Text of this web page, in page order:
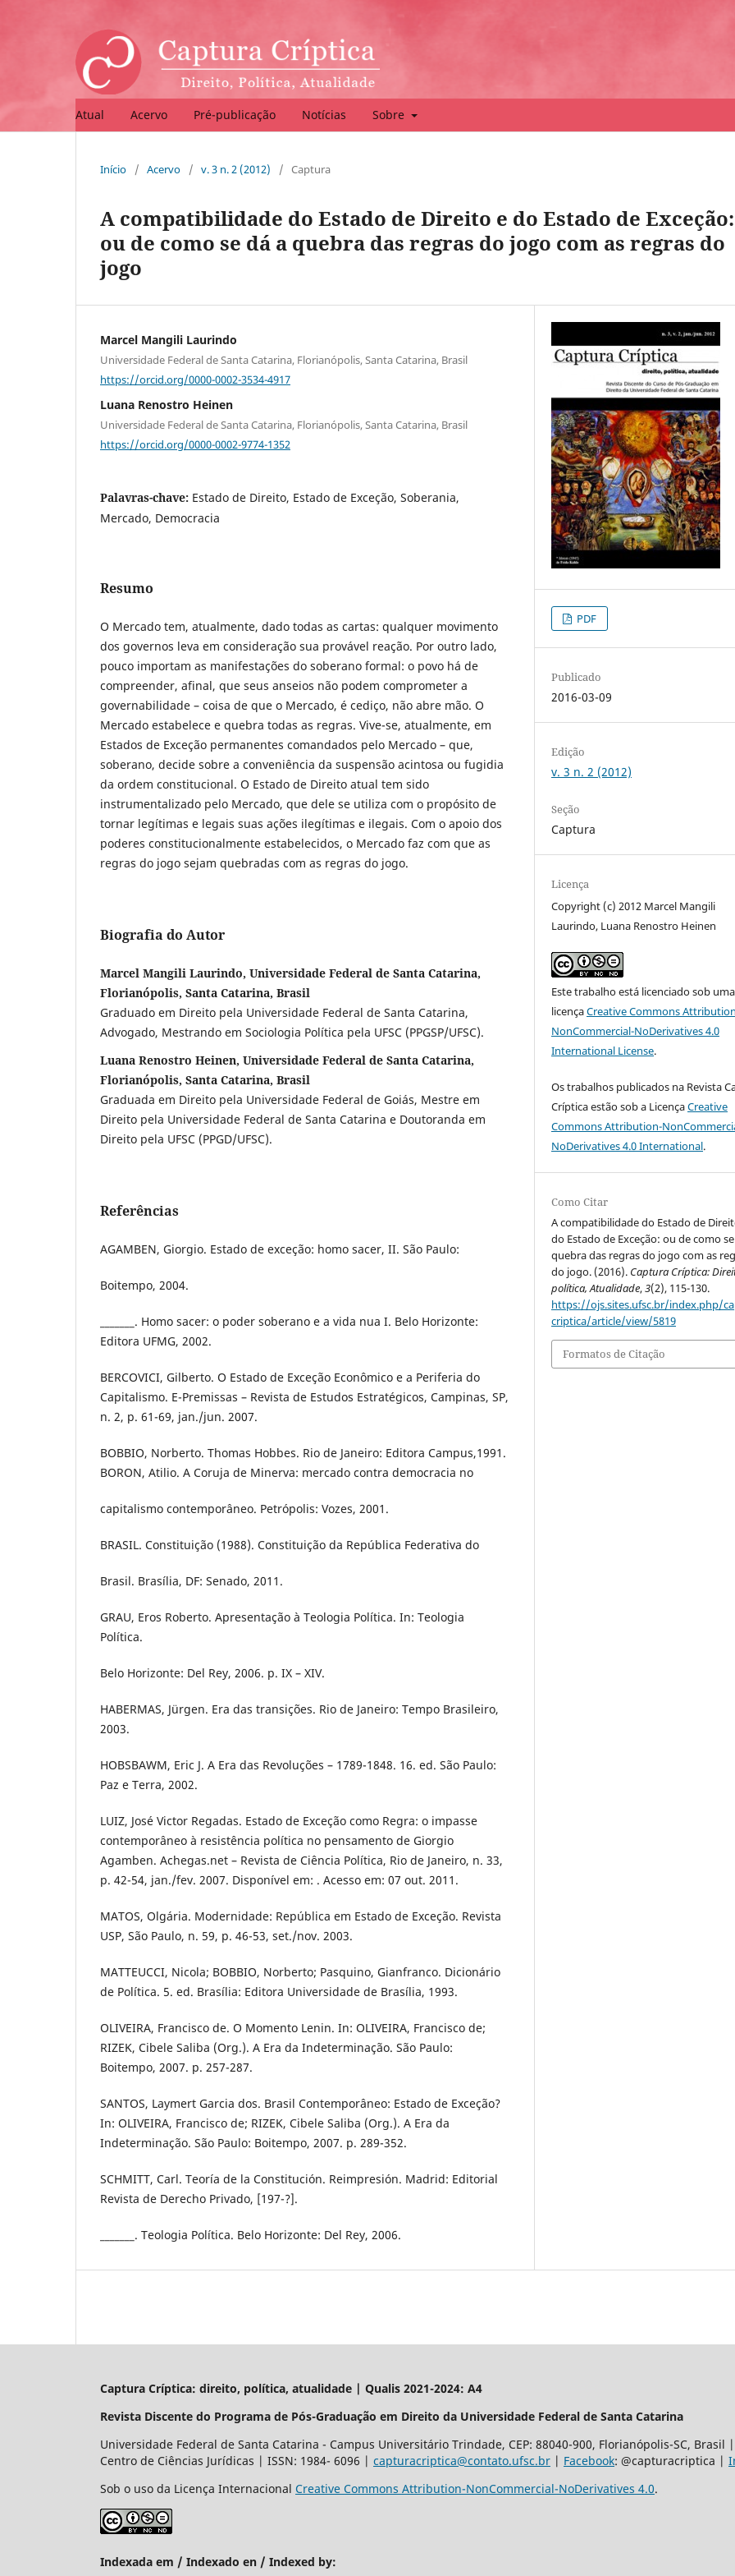
Atual Acervo Pré-publicação Notícias Sobre
Início / Acervo / v. 3 n. 2 (2012) / Captura
A compatibilidade do Estado de Direito e do Estado de Exceção:
ou de como se dá a quebra das regras do jogo com as regras do
jogo
Marcel Mangili Laurindo
Universidade Federal de Santa Catarina, Florianópolis, Santa Catarina, Brasil
https://orcid.org/0000-0002-3534-4917
Luana Renostro Heinen
Universidade Federal de Santa Catarina, Florianópolis, Santa Catarina, Brasil
https://orcid.org/0000-0002-9774-1352
Palavras-chave: Estado de Direito, Estado de Exceção, Soberania,
Mercado, Democracia
Resumo
O Mercado tem, atualmente, dado todas as cartas: qualquer movimento
dos governos leva em consideração sua provável reação. Por outro lado,
pouco importam as manifestações do soberano formal: o povo há de
compreender, afinal, que seus anseios não podem comprometer a
governabilidade – coisa de que o Mercado, é cediço, não abre mão. O
Mercado estabelece e quebra todas as regras. Vive-se, atualmente, em
Estados de Exceção permanentes comandados pelo Mercado – que,
soberano, decide sobre a conveniência da suspensão acintosa ou fugidia
da ordem constitucional. O Estado de Direito atual tem sido
instrumentalizado pelo Mercado, que dele se utiliza com o propósito de
tornar legítimas e legais suas ações ilegítimas e ilegais. Com o apoio dos
poderes constitucionalmente estabelecidos, o Mercado faz com que as
regras do jogo sejam quebradas com as regras do jogo.
Biografia do Autor
Marcel Mangili Laurindo, Universidade Federal de Santa Catarina,
Florianópolis, Santa Catarina, Brasil
Graduado em Direito pela Universidade Federal de Santa Catarina,
Advogado, Mestrando em Sociologia Política pela UFSC (PPGSP/UFSC).
Luana Renostro Heinen, Universidade Federal de Santa Catarina,
Florianópolis, Santa Catarina, Brasil
Graduada em Direito pela Universidade Federal de Goiás, Mestre em
Direito pela Universidade Federal de Santa Catarina e Doutoranda em
Direito pela UFSC (PPGD/UFSC).
Referências
AGAMBEN, Giorgio. Estado de exceção: homo sacer, II. São Paulo:
Boitempo, 2004.
_______. Homo sacer: o poder soberano e a vida nua I. Belo Horizonte:
Editora UFMG, 2002.
BERCOVICI, Gilberto. O Estado de Exceção Econômico e a Periferia do
Capitalismo. E-Premissas – Revista de Estudos Estratégicos, Campinas, SP,
n. 2, p. 61-69, jan./jun. 2007.
BOBBIO, Norberto. Thomas Hobbes. Rio de Janeiro: Editora Campus,1991.
BORON, Atilio. A Coruja de Minerva: mercado contra democracia no
capitalismo contemporâneo. Petrópolis: Vozes, 2001.
BRASIL. Constituição (1988). Constituição da República Federativa do
Brasil. Brasília, DF: Senado, 2011.
GRAU, Eros Roberto. Apresentação à Teologia Política. In: Teologia
Política.
Belo Horizonte: Del Rey, 2006. p. IX – XIV.
HABERMAS, Jürgen. Era das transições. Rio de Janeiro: Tempo Brasileiro,
2003.
HOBSBAWM, Eric J. A Era das Revoluções – 1789-1848. 16. ed. São Paulo:
Paz e Terra, 2002.
LUIZ, José Victor Regadas. Estado de Exceção como Regra: o impasse
contemporâneo à resistência política no pensamento de Giorgio
Agamben. Achegas.net – Revista de Ciência Política, Rio de Janeiro, n. 33,
p. 42-54, jan./fev. 2007. Disponível em: . Acesso em: 07 out. 2011.
MATOS, Olgária. Modernidade: República em Estado de Exceção. Revista
USP, São Paulo, n. 59, p. 46-53, set./nov. 2003.
MATTEUCCI, Nicola; BOBBIO, Norberto; Pasquino, Gianfranco. Dicionário
de Política. 5. ed. Brasília: Editora Universidade de Brasília, 1993.
OLIVEIRA, Francisco de. O Momento Lenin. In: OLIVEIRA, Francisco de;
RIZEK, Cibele Saliba (Org.). A Era da Indeterminação. São Paulo:
Boitempo, 2007. p. 257-287.
SANTOS, Laymert Garcia dos. Brasil Contemporâneo: Estado de Exceção?
In: OLIVEIRA, Francisco de; RIZEK, Cibele Saliba (Org.). A Era da
Indeterminação. São Paulo: Boitempo, 2007. p. 289-352.
SCHMITT, Carl. Teoría de la Constitución. Reimpresión. Madrid: Editorial
Revista de Derecho Privado, [197-?].
_______. Teologia Política. Belo Horizonte: Del Rey, 2006.
PDF
Publicado
2016-03-09
Edição
v. 3 n. 2 (2012)
Seção
Captura
Licença
Copyright (c) 2012 Marcel Mangili
Laurindo, Luana Renostro Heinen
Este trabalho está licenciado sob uma
licençaCreative Commons
NonCommercial-NoDerivatives 4.0
International License.
Os trabalhos publicados na Revista
Críptica estão sob a LicençaCreative
Commons Attribution-
NoDerivatives 4.0 International.
Como Citar
A compatibilidade do Estado de
do Estado de Exceção: ou de como
quebra das regras do jogo com as
do jogo. (2016). Captura Críptica:
política, Atualidade,3(2), 115-130.
https://ojs.sites.ufsc.br/index.php/
criptica/article/view/5819
Formatos de Citação
Captura Críptica: direito, política, atualidade | Qualis 2021-2024: A4
Revista Discente do Programa de Pós-Graduação em Direito da Universidade Federal de Santa Catarina
Universidade Federal de Santa Catarina - Campus Universitário Trindade, CEP: 88040-900, Florianópolis-SC,
Centro de Ciências Jurídicas | ISSN: 1984- 6096 | capturacriptica@contato.ufsc.br | Facebook: @capturacriptica |
Sob o uso da Licença Internacional Creative Commons Attribution-NonCommercial-NoDerivatives 4.0.
Indexada em / Indexado en / Indexed by: